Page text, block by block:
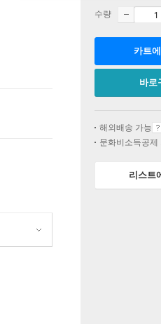
수량
카트
바로
해외배송 가능
문화비소득공제
리스트